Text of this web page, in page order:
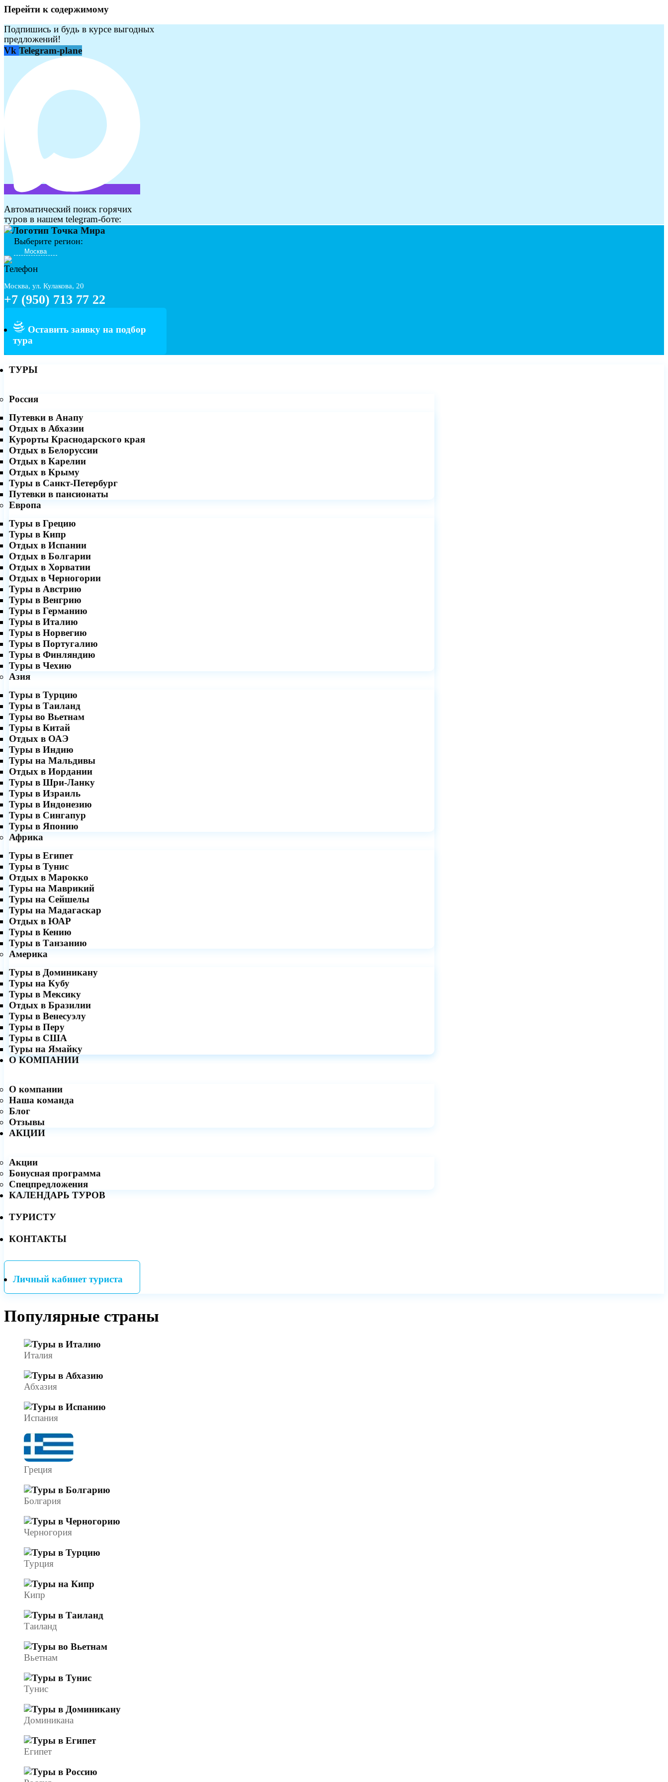
Перейти к содержимому
Подпишись и будь в курсе выгодных
предложений!
Vk Telegram-plane
Автоматический поиск горячих
туров в нашем telegram-боте:
Выберите регион:
Москва, ул. Кулакова, 20
+7 (950) 713 77 22
Оставить заявку на подбор
тура
ТУРЫ
Россия
Путевки в Анапу
Отдых в Абхазии
Курорты Краснодарского края
Отдых в Белоруссии
Отдых в Карелии
Отдых в Крыму
Туры в Санкт-Петербург
Путевки в пансионаты
Европа
Туры в Грецию
Туры в Кипр
Отдых в Испании
Отдых в Болгарии
Отдых в Хорватии
Отдых в Черногории
Туры в Австрию
Туры в Венгрию
Туры в Германию
Туры в Италию
Туры в Норвегию
Туры в Португалию
Туры в Финляндию
Туры в Чехию
Азия
Туры в Турцию
Туры в Таиланд
Туры во Вьетнам
Туры в Китай
Отдых в ОАЭ
Туры в Индию
Туры на Мальдивы
Отдых в Иордании
Туры в Шри-Ланку
Туры в Израиль
Туры в Индонезию
Туры в Сингапур
Туры в Японию
Африка
Туры в Египет
Туры в Тунис
Отдых в Марокко
Туры на Маврикий
Туры на Сейшелы
Туры на Мадагаскар
Отдых в ЮАР
Туры в Кению
Туры в Танзанию
Америка
Туры в Доминикану
Туры на Кубу
Туры в Мексику
Отдых в Бразилии
Туры в Венесуэлу
Туры в Перу
Туры в США
Туры на Ямайку
О КОМПАНИИ
О компании
Наша команда
Блог
Отзывы
АКЦИИ
Акции
Бонусная программа
Спецпредложения
КАЛЕНДАРЬ ТУРОВ
ТУРИСТУ
КОНТАКТЫ
Личный кабинет туриста
Популярные страны
Италия
Абхазия
Испания
Греция
Болгария
Черногория
Турция
Кипр
Таиланд
Вьетнам
Тунис
Доминикана
Египет